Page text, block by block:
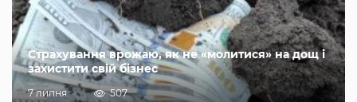
Страхування врожаю, як не «молитися» на дощ і
захистити свій бізнес
7 липня 507